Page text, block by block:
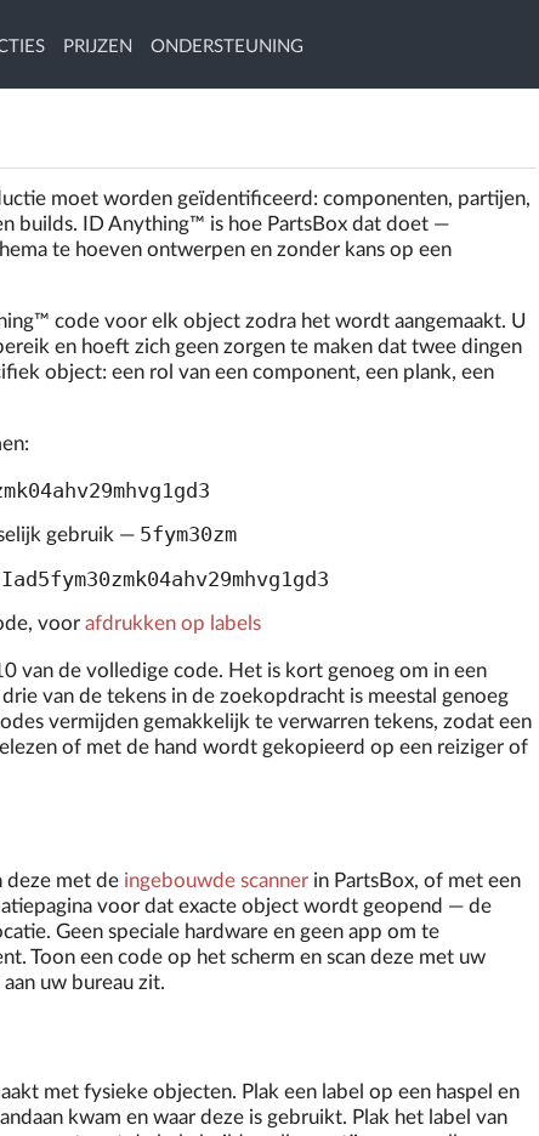
PRIJZEN ONDERSTEUNING
moet worden geïdentificeerd: componenten, partijen,
builds. ID Anything™ is hoe PartsBox dat doet —
te hoeven ontwerpen en zonder kans op een
code voor elk object zodra het wordt aangemaakt. U
en hoeft zich geen zorgen te maken dat twee dingen
object: een rol van een component, een plank, een
gebruik — 5fym30zm
voor afdrukken op labels
van de volledige code. Het is kort genoeg om in een
van de tekens in de zoekopdracht is meestal genoeg
vermijden gemakkelijk te verwarren tekens, zodat een
of met de hand wordt gekopieerd op een reiziger of
deze met de ingebouwde scannerin PartsBox, of met een
voor dat exacte object wordt geopend — de
Geen speciale hardware en geen app om te
Toon een code op het scherm en scan deze met uw
uw bureau zit.
met fysieke objecten. Plak een label op een haspel en
kwam en waar deze is gebruikt. Plak het label van